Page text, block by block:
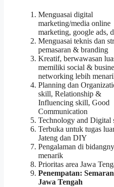
Menguasai digital
marketing/media online
marketing, google ads,
Menguasai teknis dan
pemasaran & branding
Kreatif, berwawasan
memiliki social &
networking lebih
Planning dan
skill, Relationship &
Influencing skill, Good
Communication
Technology and Digital
Terbuka untuk tugas
Jateng dan DIY
Pengalaman di
menarik
Prioritas area Jawa
Penempatan:
Jawa Tengah